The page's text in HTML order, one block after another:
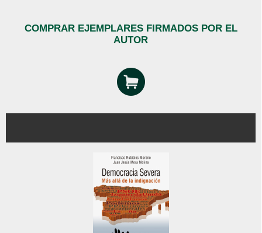
COMPRAR EJEMPLARES FIRMADOS POR EL
AUTOR